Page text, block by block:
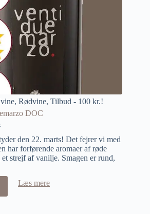
, Rødvine, Tilbud - 100 kr.!
DOC
den 22. marts! Det fejrer vi med
har forførende aromaer af røde
strejf af vanilje. Smagen er rund,
Læs mere